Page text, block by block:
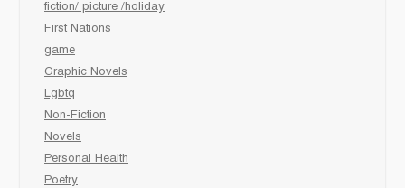
fiction/ picture /holiday
First Nations
game
Graphic Novels
Lgbtq
Non-Fiction
Novels
Personal Health
Poetry